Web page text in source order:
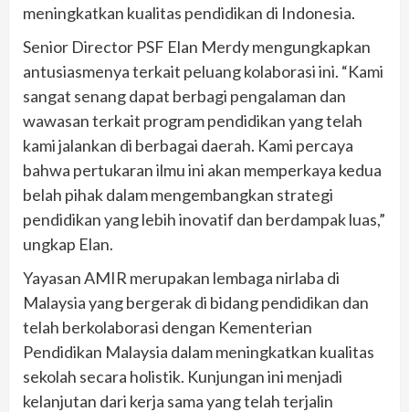
meningkatkan kualitas pendidikan di Indonesia.
Senior Director PSF Elan Merdy mengungkapkan
antusiasmenya terkait peluang kolaborasi ini. “Kami
sangat senang dapat berbagi pengalaman dan
wawasan terkait program pendidikan yang telah
kami jalankan di berbagai daerah. Kami percaya
bahwa pertukaran ilmu ini akan memperkaya kedua
belah pihak dalam mengembangkan strategi
pendidikan yang lebih inovatif dan berdampak luas,”
ungkap Elan.
Yayasan AMIR merupakan lembaga nirlaba di
Malaysia yang bergerak di bidang pendidikan dan
telah berkolaborasi dengan Kementerian
Pendidikan Malaysia dalam meningkatkan kualitas
sekolah secara holistik. Kunjungan ini menjadi
kelanjutan dari kerja sama yang telah terjalin